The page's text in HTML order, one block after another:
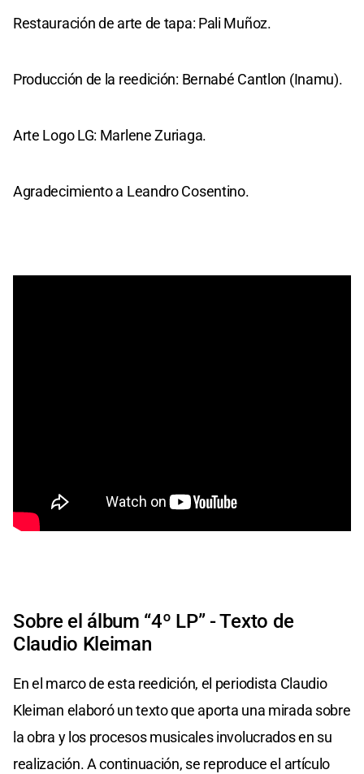
Restauración de arte de tapa: Pali Muñoz.
Producción de la reedición: Bernabé Cantlon (Inamu).
Arte Logo LG: Marlene Zuriaga.
Agradecimiento a Leandro Cosentino.
Sobre el álbum “4º LP” - Texto de
Claudio Kleiman
En el marco de esta reedición, el periodista Claudio
Kleiman elaboró un texto que aporta una mirada sobre
la obra y los procesos musicales involucrados en su
realización. A continuación, se reproduce el artículo